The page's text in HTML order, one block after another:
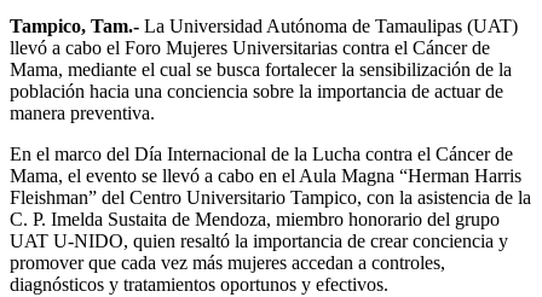
Tampico, Tam.- La Universidad Autónoma de Tamaulipas (UAT)
llevó a cabo el Foro Mujeres Universitarias contra el Cáncer de
Mama, mediante el cual se busca fortalecer la sensibilización de la
población hacia una conciencia sobre la importancia de actuar de
manera preventiva.
En el marco del Día Internacional de la Lucha contra el Cáncer de
Mama, el evento se llevó a cabo en el Aula Magna “Herman Harris
Fleishman” del Centro Universitario Tampico, con la asistencia de la
C. P. Imelda Sustaita de Mendoza, miembro honorario del grupo
UAT U-NIDO, quien resaltó la importancia de crear conciencia y
promover que cada vez más mujeres accedan a controles,
diagnósticos y tratamientos oportunos y efectivos.